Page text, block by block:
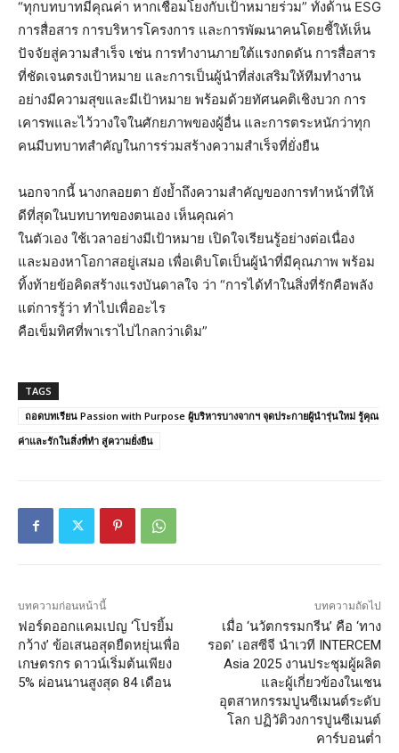
“ทุกบทบาทมีคุณค่า หากเชื่อมโยงกับเป้าหมายร่วม” ทั้งด้าน ESG
การสื่อสาร การบริหารโครงการ และการพัฒนาคนโดยชี้ให้เห็น
ปัจจัยสู่ความสำเร็จ เช่น การทำงานภายใต้แรงกดดัน การสื่อสาร
ที่ชัดเจนตรงเป้าหมาย และการเป็นผู้นำที่ส่งเสริมให้ทีมทำงาน
อย่างมีความสุขและมีเป้าหมาย พร้อมด้วยทัศนคติเชิงบวก การ
เคารพและไว้วางใจในศักยภาพของผู้อื่น และการตระหนักว่าทุก
คนมีบทบาทสำคัญในการร่วมสร้างความสำเร็จที่ยั่งยืน
นอกจากนี้ นางกลอยตา ยังย้ำถึงความสำคัญของการทำหน้าที่ให้
ดีที่สุดในบทบาทของตนเอง เห็นคุณค่า
ในตัวเอง ใช้เวลาอย่างมีเป้าหมาย เปิดใจเรียนรู้อย่างต่อเนื่อง
และมองหาโอกาสอยู่เสมอ เพื่อเติบโตเป็นผู้นำที่มีคุณภาพ พร้อม
ทิ้งท้ายข้อคิดสร้างแรงบันดาลใจ ว่า “การได้ทำในสิ่งที่รักคือพลัง
แต่การรู้ว่า ทำไปเพื่ออะไร
คือเข็มทิศที่พาเราไปไกลกว่าเดิม”
TAGS
ถอดบทเรียน Passion with Purpose ผู้บริหารบางจากฯ จุดประกายผู้นำรุ่นใหม่ รู้คุณ
ค่าและรักในสิ่งที่ทำ สู่ความยั่งยืน
บทความก่อนหน้านี้
ฟอร์ดออกแคมเปญ ‘โปรยิ้ม
กว้าง’ ข้อเสนอสุดยืดหยุ่นเพื่อ
เกษตรกร ดาวน์เริ่มต้นเพียง
5% ผ่อนนานสูงสุด 84 เดือน
บทความถัดไป
เมื่อ ‘นวัตกรรมกรีน’ คือ ‘ทาง
รอด’ เอสซีจี นำเวที INTERCEM
Asia 2025 งานประชุมผู้ผลิต
และผู้เกี่ยวข้องในเชน
อุตสาหกรรมปูนซีเมนต์ระดับ
โลก ปฏิวัติวงการปูนซีเมนต์
คาร์บอนต่ำ